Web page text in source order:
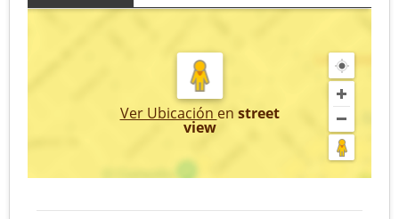
Ver Ubicación en street
view